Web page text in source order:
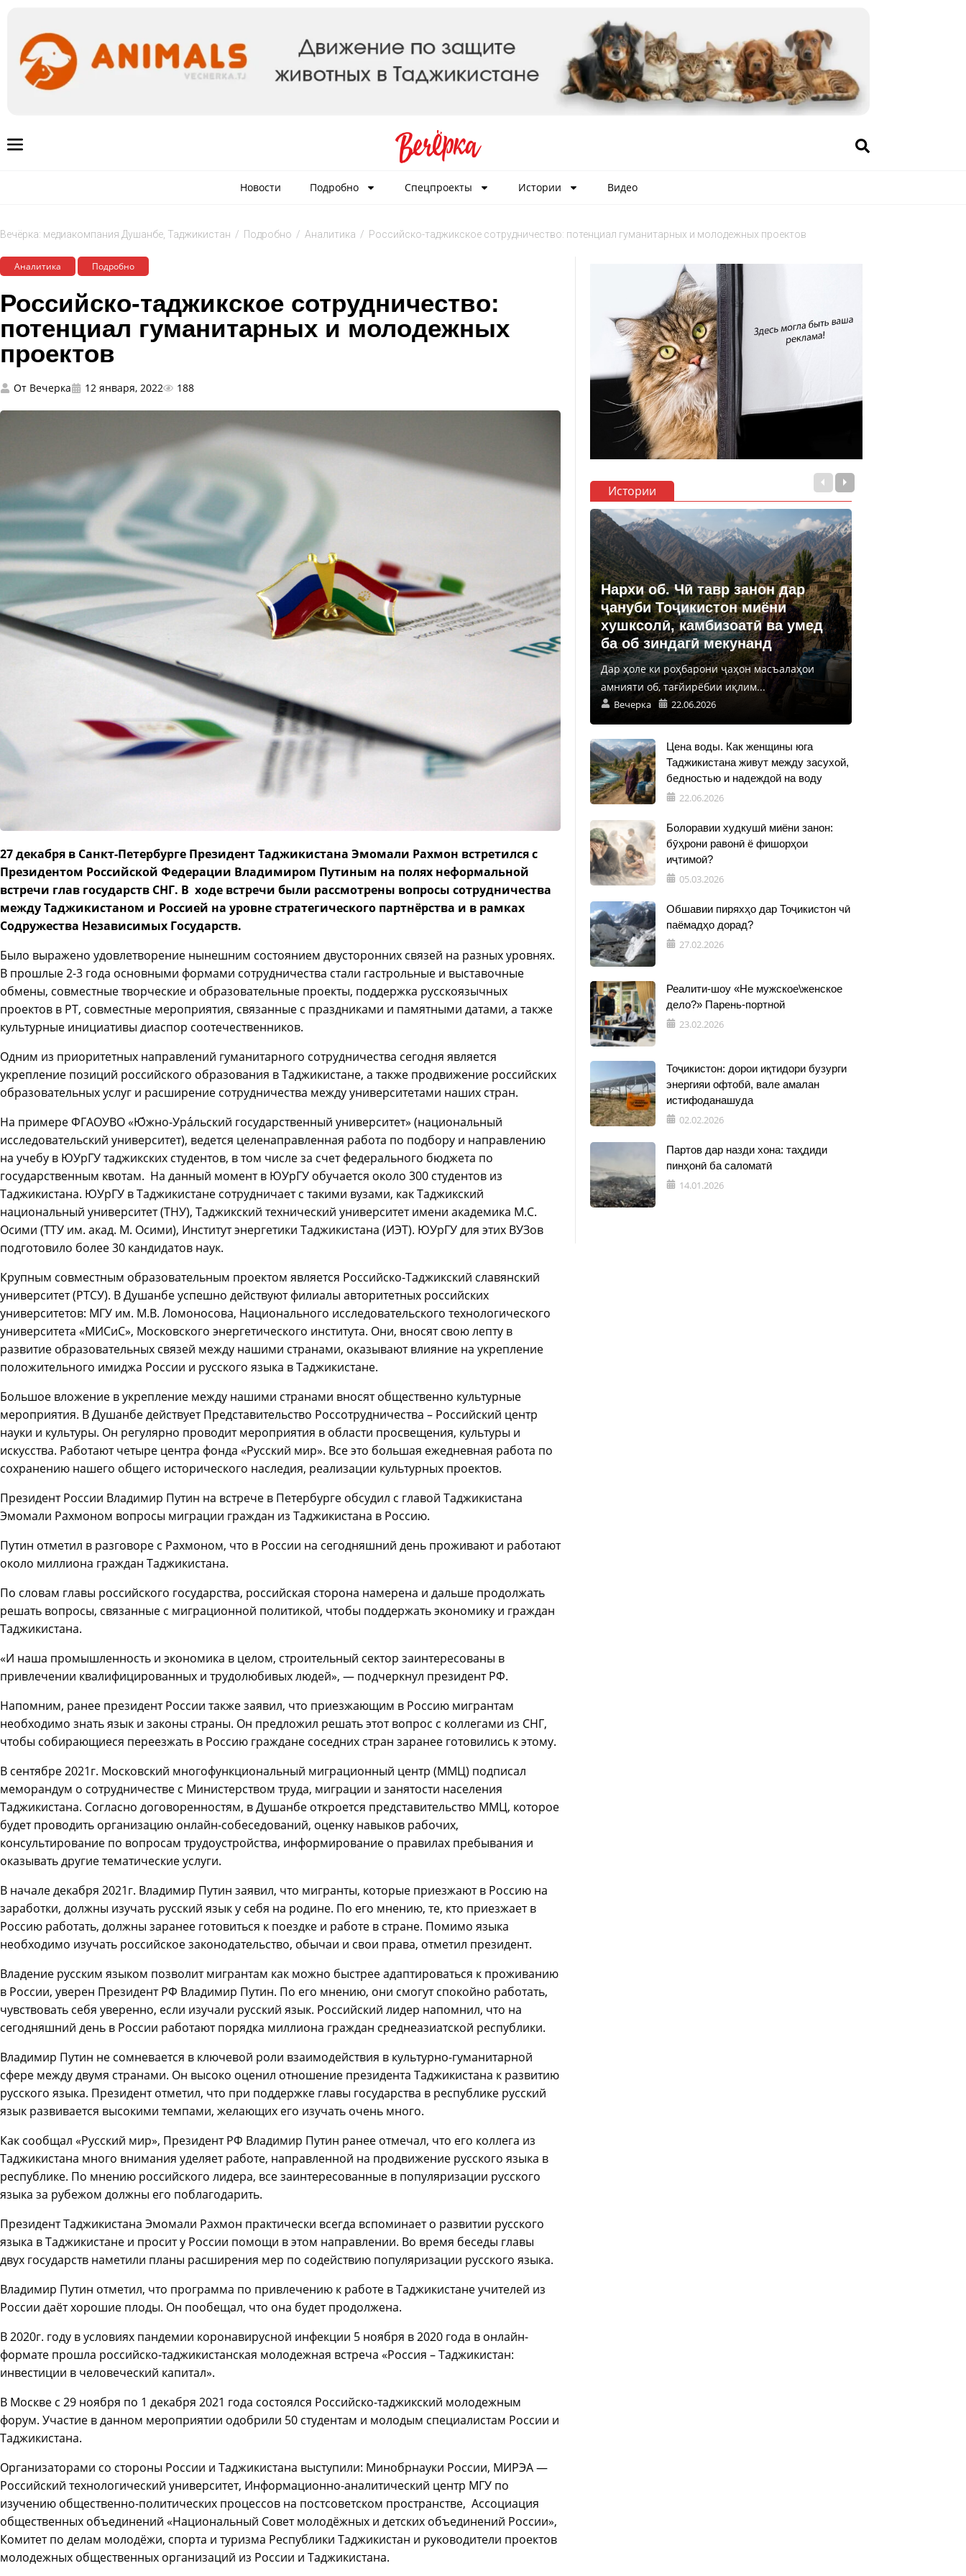
Новости Подробно Спецпроекты Истории Видео
Вечёрка: медиакомпания Душанбе, Таджикистан / Подробно / Аналитика / Российско-таджикское сотрудничество: потенциал гуманитарных и молодежных проектов
Аналитика Подробно
Российско-таджикское сотрудничество:
потенциал гуманитарных и молодежных
проектов
От Вечерка 12 января, 2022 188
27 декабря в Санкт-Петербурге Президент Таджикистана Эмомали Рахмон встретился с
Президентом Российской Федерации Владимиром Путиным на полях неформальной
встречи глав государств СНГ. В ходе встречи были рассмотрены вопросы сотрудничества
между Таджикистаном и Россией на уровне стратегического партнёрства и в рамках
Содружества Независимых Государств.
Было выражено удовлетворение нынешним состоянием двусторонних связей на разных уровнях.
В прошлые 2-3 года основными формами сотрудничества стали гастрольные и выставочные
обмены, совместные творческие и образовательные проекты, поддержка русскоязычных
проектов в РТ, совместные мероприятия, связанные с праздниками и памятными датами, а также
культурные инициативы диаспор соотечественников.
Одним из приоритетных направлений гуманитарного сотрудничества сегодня является
укрепление позиций российского образования в Таджикистане, а также продвижение российских
образовательных услуг и расширение сотрудничества между университетами наших стран.
На примере ФГАОУВО «Ю́жно-Ура́льский государственный университет» (национальный
исследовательский университет), ведется целенаправленная работа по подбору и направлению
на учебу в ЮУрГУ таджикских студентов, в том числе за счет федерального бюджета по
государственным квотам. На данный момент в ЮУрГУ обучается около 300 студентов из
Таджикистана. ЮУрГУ в Таджикистане сотрудничает с такими вузами, как Таджикский
национальный университет (ТНУ), Таджикский технический университет имени академика М.С.
Осими (ТТУ им. акад. М. Осими), Институт энергетики Таджикистана (ИЭТ). ЮУрГУ для этих ВУЗов
подготовило более 30 кандидатов наук.
Крупным совместным образовательным проектом является Российско-Таджикский славянский
университет (РТСУ). В Душанбе успешно действуют филиалы авторитетных российских
университетов: МГУ им. М.В. Ломоносова, Национального исследовательского технологического
университета «МИСиС», Московского энергетического института. Они, вносят свою лепту в
развитие образовательных связей между нашими странами, оказывают влияние на укрепление
положительного имиджа России и русского языка в Таджикистане.
Большое вложение в укрепление между нашими странами вносят общественно культурные
мероприятия. В Душанбе действует Представительство Россотрудничества – Российский центр
науки и культуры. Он регулярно проводит мероприятия в области просвещения, культуры и
искусства. Работают четыре центра фонда «Русский мир». Все это большая ежедневная работа по
сохранению нашего общего исторического наследия, реализации культурных проектов.
Президент России Владимир Путин на встрече в Петербурге обсудил с главой Таджикистана
Эмомали Рахмоном вопросы миграции граждан из Таджикистана в Россию.
Путин отметил в разговоре с Рахмоном, что в России на сегодняшний день проживают и работают
около миллиона граждан Таджикистана.
По словам главы российского государства, российская сторона намерена и дальше продолжать
решать вопросы, связанные с миграционной политикой, чтобы поддержать экономику и граждан
Таджикистана.
«И наша промышленность и экономика в целом, строительный сектор заинтересованы в
привлечении квалифицированных и трудолюбивых людей», — подчеркнул президент РФ.
Напомним, ранее президент России также заявил, что приезжающим в Россию мигрантам
необходимо знать язык и законы страны. Он предложил решать этот вопрос с коллегами из СНГ,
чтобы собирающиеся переезжать в Россию граждане соседних стран заранее готовились к этому.
В сентябре 2021г. Московский многофункциональный миграционный центр (ММЦ) подписал
меморандум о сотрудничестве с Министерством труда, миграции и занятости населения
Таджикистана. Согласно договоренностям, в Душанбе откроется представительство ММЦ, которое
будет проводить организацию онлайн-собеседований, оценку навыков рабочих,
консультирование по вопросам трудоустройства, информирование о правилах пребывания и
оказывать другие тематические услуги.
В начале декабря 2021г. Владимир Путин заявил, что мигранты, которые приезжают в Россию на
заработки, должны изучать русский язык у себя на родине. По его мнению, те, кто приезжает в
Россию работать, должны заранее готовиться к поездке и работе в стране. Помимо языка
необходимо изучать российское законодательство, обычаи и свои права, отметил президент.
Владение русским языком позволит мигрантам как можно быстрее адаптироваться к проживанию
в России, уверен Президент РФ Владимир Путин. По его мнению, они смогут спокойно работать,
чувствовать себя уверенно, если изучали русский язык. Российский лидер напомнил, что на
сегодняшний день в России работают порядка миллиона граждан среднеазиатской республики.
Владимир Путин не сомневается в ключевой роли взаимодействия в культурно-гуманитарной
сфере между двумя странами. Он высоко оценил отношение президента Таджикистана к развитию
русского языка. Президент отметил, что при поддержке главы государства в республике русский
язык развивается высокими темпами, желающих его изучать очень много.
Как сообщал «Русский мир», Президент РФ Владимир Путин ранее отмечал, что его коллега из
Таджикистана много внимания уделяет работе, направленной на продвижение русского языка в
республике. По мнению российского лидера, все заинтересованные в популяризации русского
языка за рубежом должны его поблагодарить.
Президент Таджикистана Эмомали Рахмон практически всегда вспоминает о развитии русского
языка в Таджикистане и просит у России помощи в этом направлении. Во время беседы главы
двух государств наметили планы расширения мер по содействию популяризации русского языка.
Владимир Путин отметил, что программа по привлечению к работе в Таджикистане учителей из
России даёт хорошие плоды. Он пообещал, что она будет продолжена.
В 2020г. году в условиях пандемии коронавирусной инфекции 5 ноября в 2020 года в онлайн-
формате прошла российско-таджикистанская молодежная встреча «Россия – Таджикистан:
инвестиции в человеческий капитал».
В Москве с 29 ноября по 1 декабря 2021 года состоялся Российско-таджикский молодежным
форум. Участие в данном мероприятии одобрили 50 студентам и молодым специалистам России и
Таджикистана.
Организаторами со стороны России и Таджикистана выступили: Минобрнауки России, МИРЭА —
Российский технологический университет, Информационно-аналитический центр МГУ по
изучению общественно-политических процессов на постсоветском пространстве, Ассоциация
общественных объединений «Национальный Совет молодёжных и детских объединений России»,
Комитет по делам молодёжи, спорта и туризма Республики Таджикистан и руководители проектов
молодежных общественных организаций из России и Таджикистана.
Истории
Нархи об. Чӣ тавр занон дар
ҷануби Тоҷикистон миёни
хушксолӣ, камбизоатӣ ва умед
ба об зиндагӣ мекунанд
Дар ҳоле ки роҳбарони ҷаҳон масъалаҳои
амнияти об, тағйирёбии иқлим...
Вечерка 22.06.2026
Цена воды. Как женщины юга
Таджикистана живут между засухой,
бедностью и надеждой на воду
22.06.2026
Болоравии худкушӣ миёни занон:
бӯҳрони равонӣ ё фишорҳои
иҷтимоӣ?
05.03.2026
Обшавии пиряхҳо дар Тоҷикистон чӣ
паёмадҳо дорад?
27.02.2026
Реалити-шоу «Не мужское\женское
дело?» Парень-портной
23.02.2026
Тоҷикистон: дорои иқтидори бузурги
энергияи офтобӣ, вале амалан
истифоданашуда
02.02.2026
Партов дар назди хона: таҳдиди
пинҳонӣ ба саломатӣ
14.01.2026